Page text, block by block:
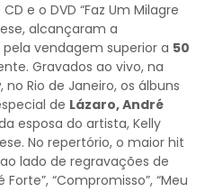
e o DVD “Faz Um Milagre
alcançaram a
vendagem superior a 50
Gravados ao vivo, na
Rio de Janeiro, os álbuns
de Lázaro, André
esposa do artista, Kelly
No repertório, o maior hit
lado de regravações de
“Compromisso”, “Meu